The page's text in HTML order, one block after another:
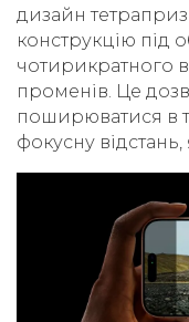
дизайн
конструкцію під
чотирикратного
променів. Це
поширюватися в
фокусну відстань,